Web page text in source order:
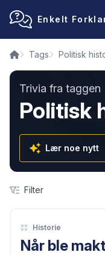
Enkelt
Tags Politisk
Trivia fra taggen
Politisk
Lær noe nytt
Filter
Historie
Når ble